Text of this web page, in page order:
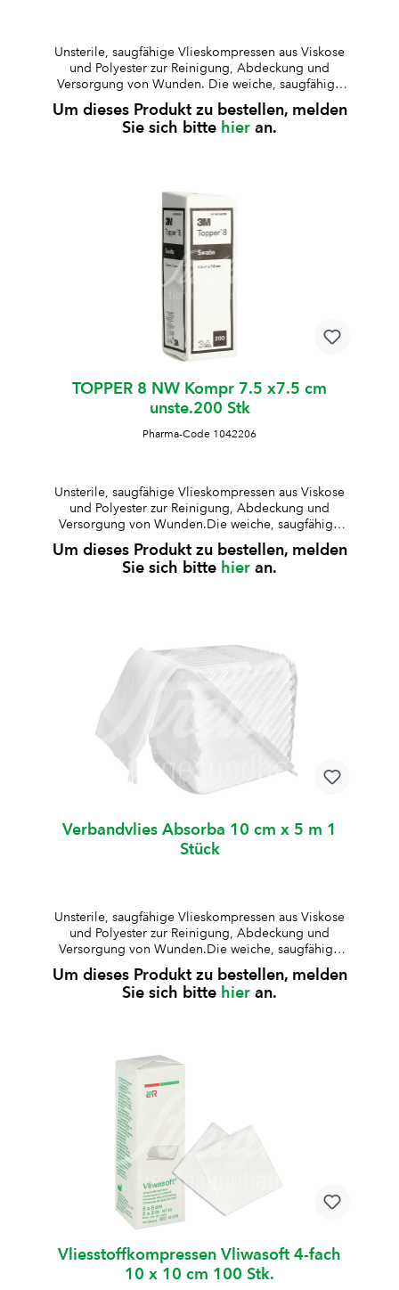
Unsterile, saugfähige Vlieskompressen aus Viskose
und Polyester zur Reinigung, Abdeckung und
Versorgung von Wunden. Die weiche, saugfähige
Struktur ermöglicht eine zuverlässige Aufnahme von
Flüssigkeiten. unsteril4-fach gelegtsterilisierbaraus
Viskose und Polyesterweich und
Reinigen empfindlicher Bereiche, z. B. Ohren oder
verletzter Haut.
Um dieses Produkt zu bestellen, melden
Sie sich bitte hier an.
TOPPER 8 NW Kompr 7.5 x7.5 cm
unste.200 Stk
Pharma-Code 1042206
Unsterile, saugfähige Vlieskompressen aus Viskose
und Polyester zur Reinigung, Abdeckung und
Versorgung von Wunden.Die weiche, saugfähige
Struktur ermöglicht eine zuverlässige Aufnahme von
Flüssigkeiten. unsteril4-fach gelegtsterilisierbaraus
65% Viskose und 35% Polyesterweich und
verletzter Haut
Um dieses Produkt zu bestellen, melden
Sie sich bitte hier an.
Verbandvlies Absorba 10 cm x 5 m 1
Stück
Unsterile, saugfähige Vlieskompressen aus Viskose
und Polyester zur Reinigung, Abdeckung und
Versorgung von Wunden.Die weiche, saugfähige
Struktur ermöglicht eine zuverlässige Aufnahme von
Flüssigkeiten. unsteril4-fach gelegtsterilisierbaraus
Viskose und Polyesterweich und
Reinigen empfindlicher Bereiche, z. B. Ohren oder
verletzter Haut
Um dieses Produkt zu bestellen, melden
Sie sich bitte hier an.
Vliesstoffkompressen Vliwasoft 4-fach
10 x 10 cm 100 Stk.